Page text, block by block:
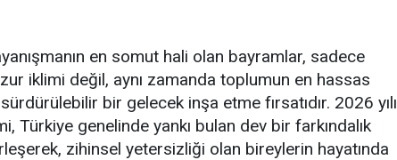
en somut hali olan bayramlar, sadece
iklimi değil, aynı zamanda toplumun en hassas
bir gelecek inşa etme fırsatıdır. 2026 yılı
Türkiye genelinde yankı bulan dev bir farkındalık
zihinsel yetersizliği olan bireylerin hayatında